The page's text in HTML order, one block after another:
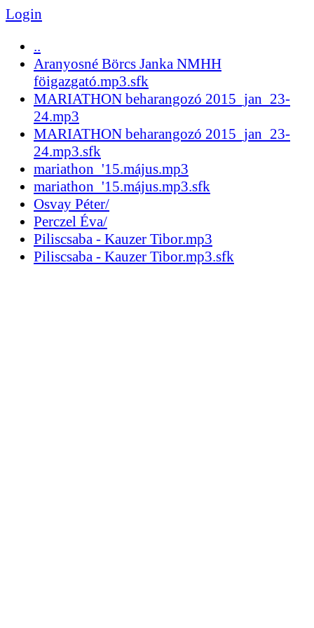
Login
..
Aranyosné Börcs Janka NMHH
föigazgató.mp3.sfk
MARIATHON beharangozó 2015_jan_23-
24.mp3
MARIATHON beharangozó 2015_jan_23-
24.mp3.sfk
mariathon_'15.május.mp3
mariathon_'15.május.mp3.sfk
Osvay Péter/
Perczel Éva/
Piliscsaba - Kauzer Tibor.mp3
Piliscsaba - Kauzer Tibor.mp3.sfk